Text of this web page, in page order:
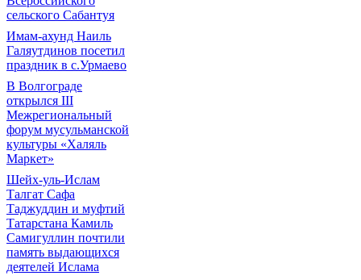
сельского Сабантуя
Имам-ахунд Наиль
Галяутдинов посетил
праздник в с.Урмаево
В Волгограде
открылся III
Межрегиональный
форум мусульманской
культуры «Халяль
Маркет»
Шейх-уль-Ислам
Талгат Сафа
Таджуддин и муфтий
Татарстана Камиль
Самигуллин почтили
память выдающихся
деятелей Ислама